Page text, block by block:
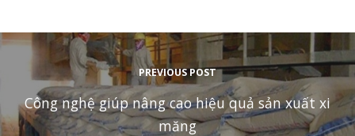
PREVIOUS POST
Công nghệ giúp nâng cao hiệu quả sản xuất xi
măng